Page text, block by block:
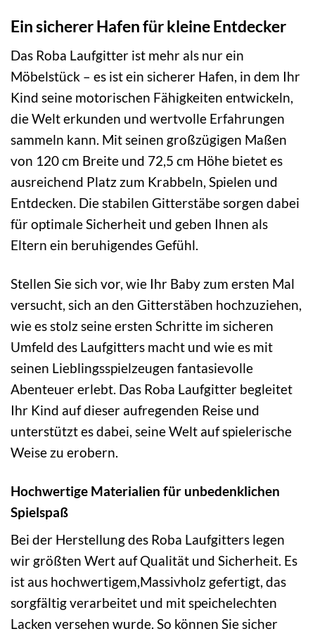
Ein sicherer Hafen für kleine Entdecker
Das Roba Laufgitter ist mehr als nur ein
Möbelstück – es ist ein sicherer Hafen, in dem Ihr
Kind seine motorischen Fähigkeiten entwickeln,
die Welt erkunden und wertvolle Erfahrungen
sammeln kann. Mit seinen großzügigen Maßen
von 120 cm Breite und 72,5 cm Höhe bietet es
ausreichend Platz zum Krabbeln, Spielen und
Entdecken. Die stabilen Gitterstäbe sorgen dabei
für optimale Sicherheit und geben Ihnen als
Eltern ein beruhigendes Gefühl.
Stellen Sie sich vor, wie Ihr Baby zum ersten Mal
versucht, sich an den Gitterstäben hochzuziehen,
wie es stolz seine ersten Schritte im sicheren
Umfeld des Laufgitters macht und wie es mit
seinen Lieblingsspielzeugen fantasievolle
Abenteuer erlebt. Das Roba Laufgitter begleitet
Ihr Kind auf dieser aufregenden Reise und
unterstützt es dabei, seine Welt auf spielerische
Weise zu erobern.
Hochwertige Materialien für unbedenklichen
Spielspaß
Bei der Herstellung des Roba Laufgitters legen
wir größten Wert auf Qualität und Sicherheit. Es
ist aus hochwertigem,Massivholz gefertigt, das
sorgfältig verarbeitet und mit speichelechten
Lacken versehen wurde. So können Sie sicher